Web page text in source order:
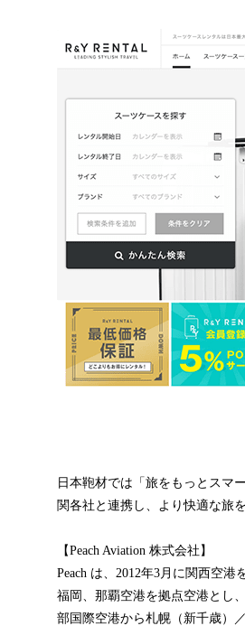
日本鞄材では「旅をもっとスマ
関各社と連携し、より快適な旅
【Peach Aviation 株式会社】
Peach は、2012年3月に関西空
福岡、那覇空港を拠点空港とし
部国際空港から札幌（新千歳）